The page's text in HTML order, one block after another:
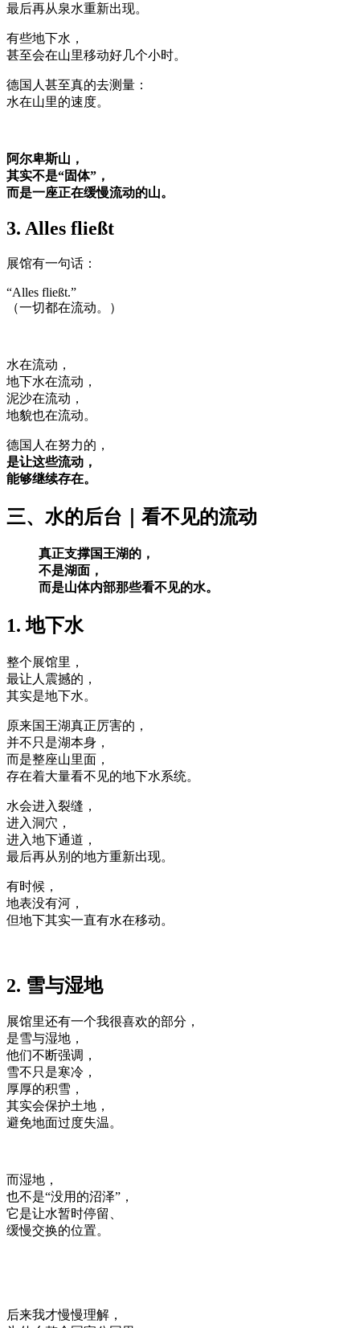
最后再从泉水重新出现。
有些地下水，
甚至会在山里移动好几个小时。
德国人甚至真的去测量：
水在山里的速度。
阿尔卑斯山，
其实不是“固体”，
而是一座正在缓慢流动的山。
3. Alles fließt
展馆有一句话：
“Alles fließt.”
（一切都在流动。）
水在流动，
地下水在流动，
泥沙在流动，
地貌也在流动。
德国人在努力的，
是让这些流动，
能够继续存在。
三、水的后台｜看不见的流动
真正支撑国王湖的，
不是湖面，
而是山体内部那些看不见的水。
1. 地下水
整个展馆里，
最让人震撼的，
其实是地下水。
原来国王湖真正厉害的，
并不只是湖本身，
而是整座山里面，
存在着大量看不见的地下水系统。
水会进入裂缝，
进入洞穴，
进入地下通道，
最后再从别的地方重新出现。
有时候，
地表没有河，
但地下其实一直有水在移动。
2. 雪与湿地
展馆里还有一个我很喜欢的部分，
是雪与湿地，
他们不断强调，
雪不只是寒冷，
厚厚的积雪，
其实会保护土地，
避免地面过度失温。
而湿地，
也不是“没用的沼泽”，
它是让水暂时停留、
缓慢交换的位置。
后来我才慢慢理解，